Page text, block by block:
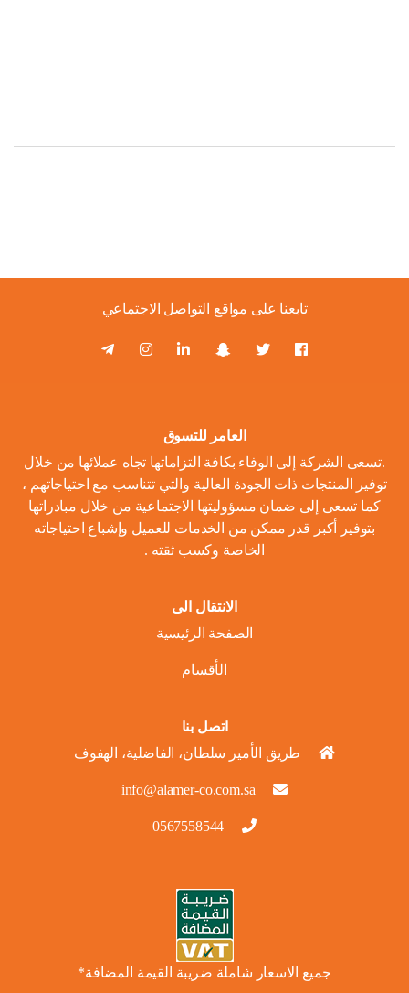
تابعنا على مواقع التواصل الاجتماعي
العامر للتسوق
.تسعى الشركة إلى الوفاء بكافة التزاماتها تجاه عملائها من خلال
توفير المنتجات ذات الجودة العالية والتي تتناسب مع احتياجاتهم ،
كما تسعى إلى ضمان مسؤوليتها الاجتماعية من خلال مبادراتها
بتوفير أكبر قدر ممكن من الخدمات للعميل وإشباع احتياجاته
الخاصة وكسب ثقته .
الانتقال الى
الصفحة الرئيسية
الأقسام
اتصل بنا
طريق الأمير سلطان، الفاضلية، الهفوف
info@alamer-co.com.sa
0567558544
جميع الاسعار شاملة ضريبة القيمة المضافة*